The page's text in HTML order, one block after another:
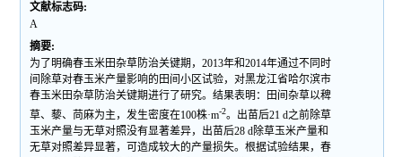
文献标志码:
A
摘要:
为了明确春玉米田杂草防治关键期，2013年和2014年通过不同时
间除草对春玉米产量影响的田间小区试验，对黑龙江省哈尔滨市
春玉米田杂草防治关键期进行了研究。结果表明：田间杂草以稗
草、藜、苘麻为主，发生密度在100株·m-2。出苗后21 d之前除草
玉米产量与无草对照没有显著差异，出苗后28 d除草玉米产量和
无草对照差异显著，可造成较大的产量损失。根据试验结果，春